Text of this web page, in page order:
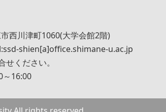
西川津町1060(大学会館2階)
shien[a]office.shimane-u.ac.jp
ください。
16:00